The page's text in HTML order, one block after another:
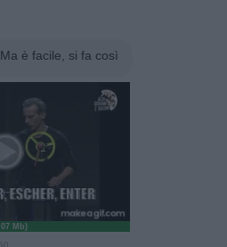
è facile, si fa così
Mb)